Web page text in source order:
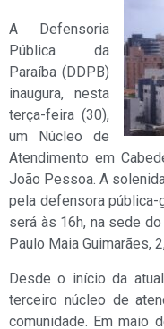
A Defensoria
Pública da
Paraíba (DDPB)
inaugura, nesta
terça-feira (30),
um Núcleo de
Atendimento em
João Pessoa. A
pela defensora pública-
será às 16h, na sede
Paulo Maia Guimarães,
Desde o início da
terceiro núcleo de
comunidade. Em maio